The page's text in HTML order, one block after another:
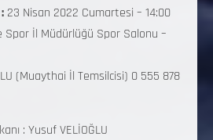
23 Nisan 2022 Cumartesi – 14:00
Spor İl Müdürlüğü Spor Salonu –
(Muaythai İl Temsilcisi) 0 555 878
: Yusuf VELİOĞLU